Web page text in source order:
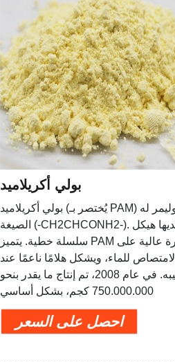
بولي أكريلاميد
بولي أكريلاميد (يُختصر بـ PAM) هو بوليمر له
الصيغة (-CH2CHCONH2-). لديها هيكل
سلسلة خطية. يتميز PAM بقدرة عالية على
الامتصاص للماء، ويشكل هلامًا ناعمًا عند
ترطيبه. في عام 2008، تم إنتاج ما يقدر بنحو
750.000.000 كجم، بشكل أساسي
احصل على السعر